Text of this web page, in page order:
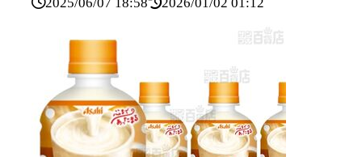
2025/06/07 18:58 2026/01/02 01:12